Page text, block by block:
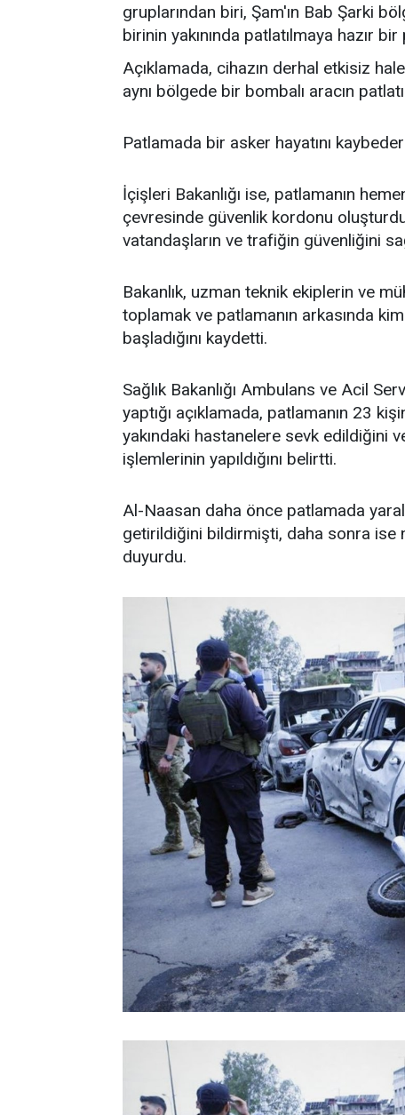
gruplarından biri, Şam'ın Bab Şarki
birinin yakınında patlatılmaya hazır bir
Açıklamada, cihazın derhal etkisiz
aynı bölgede bir bombalı aracın
Patlamada bir asker hayatını
İçişleri Bakanlığı ise, patlamanın
çevresinde güvenlik kordonu
vatandaşların ve trafiğin güvenliğini
Bakanlık, uzman teknik ekiplerin ve
toplamak ve patlamanın arkasında
başladığını kaydetti.
Sağlık Bakanlığı Ambulans ve Acil
yaptığı açıklamada, patlamanın 23
yakındaki hastanelere sevk edildiğini
işlemlerinin yapıldığını belirtti.
Al-Naasan daha önce patlamada
getirildiğini bildirmişti, daha sonra ise
duyurdu.